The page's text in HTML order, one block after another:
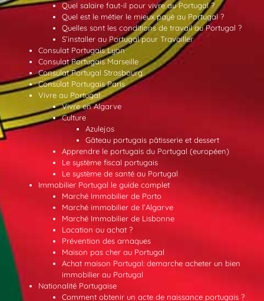
Quel salaire faut-il pour vivre au Portugal ?
Quel est le métier le mieux payé au Portugal ?
Quelles sont les conditions de travail au Portugal ?
S’installer au Portugal pour Travailler
Consulat Portugais Lyon
Consulat Portugais Marseille
Consulat Portugal Strasbourg
Consulat Portugais Paris
Vivre au Portugal
Vivre en Algarve
Culture
Azulejos
Gâteau portugais pâtisserie et dessert
Apprendre le portugais du Portugal (européen)
Le système fiscal portugais
Le système de santé au Portugal
Immobilier Portugal le guide complet
Marché Immobilier de Porto
Marché immobilier de l’Algarve
Marché Immobilier de Lisbonne
Location ou achat ?
Prévention des arnaques
Maison pas cher au Portugal
Achat maison Portugal: demarche acheter un bien
immobilier au Portugal
Nationalité Portugaise
Comment obtenir un acte de naissance portugais ?